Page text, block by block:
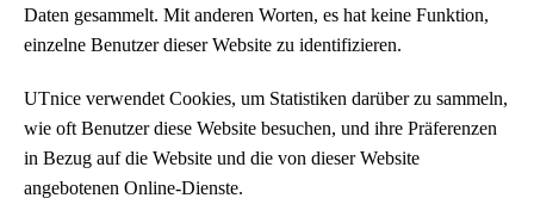
Daten gesammelt. Mit anderen Worten, es hat keine Funktion,
einzelne Benutzer dieser Website zu identifizieren.
UTnice verwendet Cookies, um Statistiken darüber zu sammeln,
wie oft Benutzer diese Website besuchen, und ihre Präferenzen
in Bezug auf die Website und die von dieser Website
angebotenen Online-Dienste.